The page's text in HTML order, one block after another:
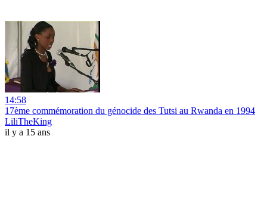
14:58
17ème commémoration du génocide des Tutsi au Rwanda en 1994
LiliTheKing
il y a 15 ans